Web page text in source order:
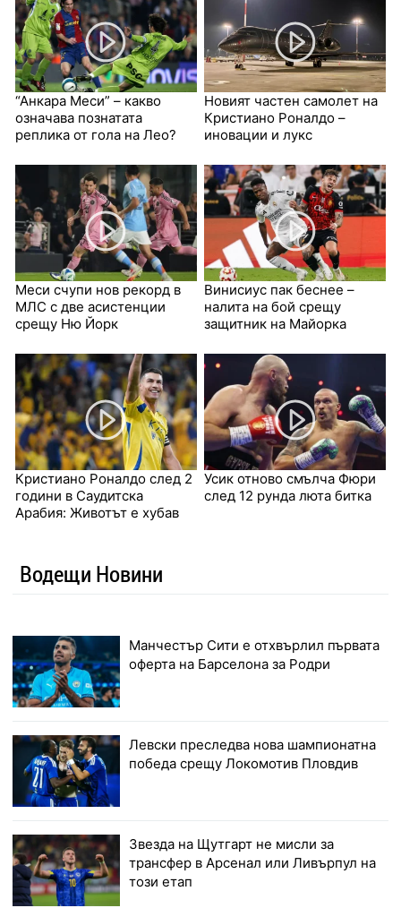
“Анкара Меси” – какво
означава познатата
реплика от гола на Лео?
Новият частен самолет на
Кристиано Роналдо –
иновации и лукс
Меси счупи нов рекорд в
МЛС с две асистенции
срещу Ню Йорк
Винисиус пак беснее –
налита на бой срещу
защитник на Майорка
Кристиано Роналдо след 2
години в Саудитска
Арабия: Животът е хубав
Усик отново смълча Фюри
след 12 рунда люта битка
Водещи Новини
Манчестър Сити е отхвърлил първата
оферта на Барселона за Родри
Левски преследва нова шампионатна
победа срещу Локомотив Пловдив
Звезда на Щутгарт не мисли за
трансфер в Арсенал или Ливърпул на
този етап